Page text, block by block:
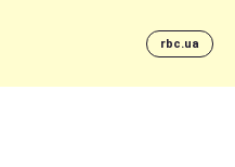
rbc.ua